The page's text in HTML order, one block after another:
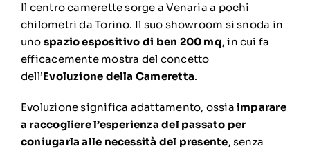
Il centro camerette sorge a Venaria a pochi
chilometri da Torino. Il suo showroom si snoda in
uno spazio espositivo di ben 200 mq, in cui fa
efficacemente mostra del concetto
dell’Evoluzione della Cameretta.
Evoluzione significa adattamento, ossia imparare
a raccogliere l’esperienza del passato per
coniugarla alle necessità del presente, senza